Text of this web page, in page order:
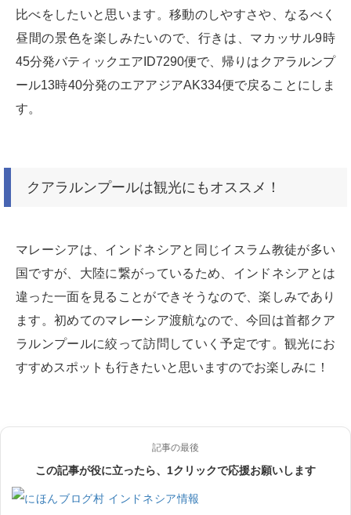
比べをしたいと思います。移動のしやすさや、なるべく
昼間の景色を楽しみたいので、行きは、マカッサル9時
45分発バティックエアID7290便で、帰りはクアラルンプ
ール13時40分発のエアアジアAK334便で戻ることにしま
す。
クアラルンプールは観光にもオススメ！
マレーシアは、インドネシアと同じイスラム教徒が多い
国ですが、大陸に繋がっているため、インドネシアとは
違った一面を見ることができそうなので、楽しみであり
ます。初めてのマレーシア渡航なので、今回は首都クア
ラルンプールに絞って訪問していく予定です。観光にお
すすめスポットも行きたいと思いますのでお楽しみに！
記事の最後
この記事が役に立ったら、1クリックで応援お願いします